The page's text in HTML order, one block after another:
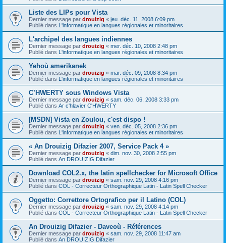
Liste des LIPs pour Vista
Dernier message par drouizig « jeu. déc. 11, 2008 6:09 pm
Publié dans L'informatique en langues régionales et minoritaires
L'archipel des langues indiennes
Dernier message par drouizig « mer. déc. 10, 2008 2:48 pm
Publié dans L'informatique en langues régionales et minoritaires
Yehoù amerikanek
Dernier message par drouizig « mar. déc. 09, 2008 8:34 pm
Publié dans L'informatique en langues régionales et minoritaires
C’HWERTY sous Windows Vista
Dernier message par drouizig « sam. déc. 06, 2008 3:33 pm
Publié dans Ar c'hlavier C'HWERTY
[MSDN] Vista en Zoulou, c'est dispo !
Dernier message par drouizig « ven. déc. 05, 2008 2:36 pm
Publié dans L'informatique en langues régionales et minoritaires
« An Drouizig Difazier 2007, Service Pack 4 »
Dernier message par drouizig « dim. nov. 30, 2008 2:55 pm
Publié dans An DROUIZIG Difazier
Download COL2.x, the latin spellchecker for Microsoft Office
Dernier message par drouizig « sam. nov. 29, 2008 4:16 pm
Publié dans COL - Correcteur Orthographique Latin - Latin Spell Checker
Oggetto: Correttore Ortografico per il Latino (COL)
Dernier message par drouizig « sam. nov. 29, 2008 4:14 pm
Publié dans COL - Correcteur Orthographique Latin - Latin Spell Checker
An Drouizig Difazier - Daveoù - Références
Dernier message par drouizig « sam. nov. 29, 2008 11:47 am
Publié dans An DROUIZIG Difazier